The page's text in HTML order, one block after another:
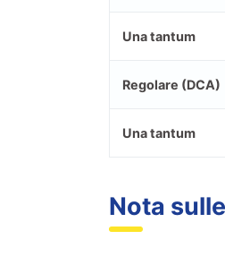
Una tantum
Regolare (DCA)
Una tantum
Nota